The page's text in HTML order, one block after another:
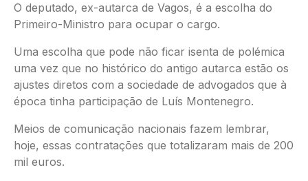
O deputado, ex-autarca de Vagos, é a escolha do
Primeiro-Ministro para ocupar o cargo.
Uma escolha que pode não ficar isenta de polémica
uma vez que no histórico do antigo autarca estão os
ajustes diretos com a sociedade de advogados que à
época tinha participação de Luís Montenegro.
Meios de comunicação nacionais fazem lembrar,
hoje, essas contratações que totalizaram mais de 200
mil euros.